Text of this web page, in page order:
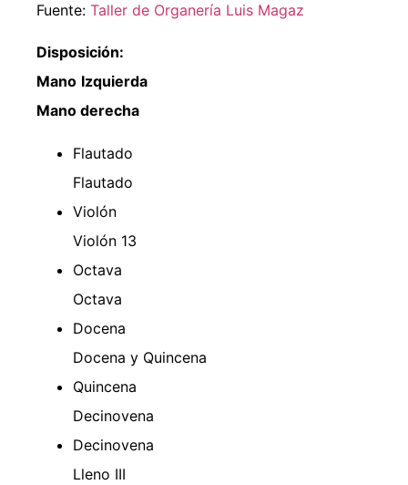
Fuente: Taller de Organería Luis Magaz
Disposición:
Mano Izquierda
Mano derecha
Flautado
Flautado
Violón
Violón 13
Octava
Octava
Docena
Docena y Quincena
Quincena
Decinovena
Decinovena
Lleno III